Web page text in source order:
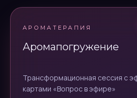
АРОМАТЕРАПИЯ
Аромапогружение
Трансформационная сессия с
картами «Вопрос в эфире»